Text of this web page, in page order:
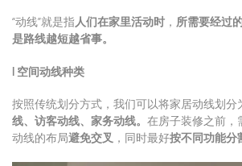
“动线”就是指 人们在家里活动时 ， 所需要经过
是路线越短越省事。
l 空间动线种类
按照传统划分方式，我们可以将家居动线划分
线、 访客动线、家务动线。 在房子装修之前，
动线的布局避免交叉 ，同时最好按不同功能分